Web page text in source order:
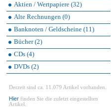
Aktien / Wertpapiere (32)
Alte Rechnungen (0)
Banknoten / Geldscheine (11)
Bücher (2)
CDs (4)
DVDs (2)
Derzeit sind ca. 11.079 Artikel vorhanden.
Hier finden Sie die zuletzt eingestellten
Artikel.